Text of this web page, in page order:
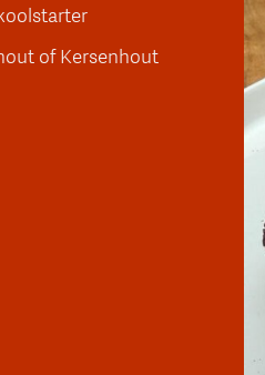
of Kersenhout